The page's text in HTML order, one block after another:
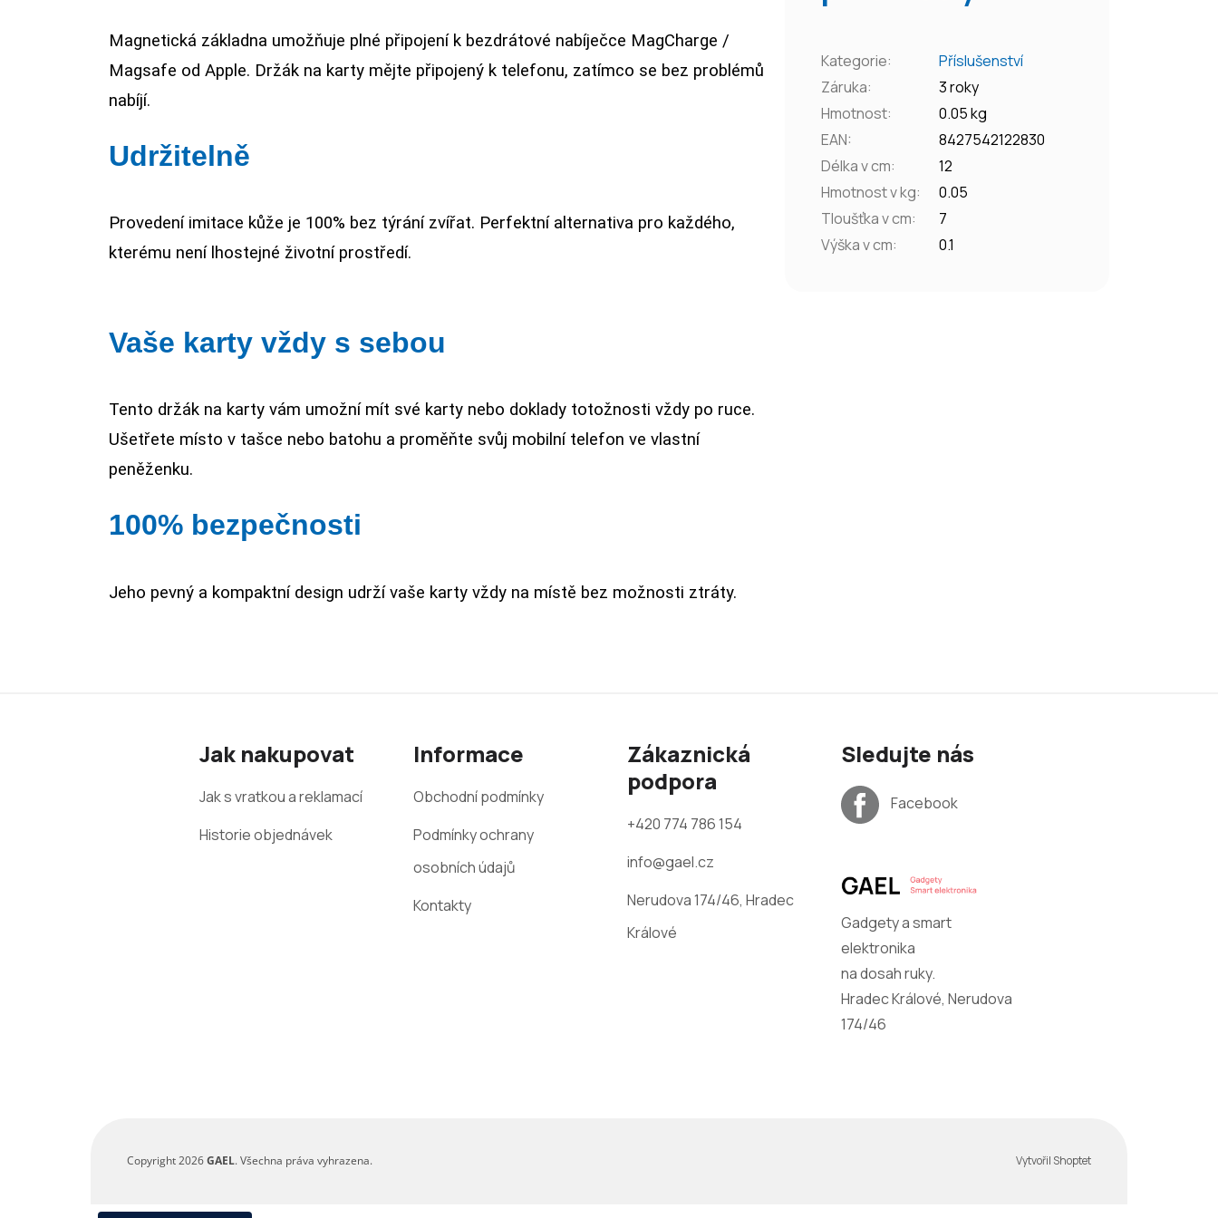
Magnetická základna umožňuje plné připojení k bezdrátové nabíječce MagCharge /
Magsafe od Apple. Držák na karty mějte připojený k telefonu, zatímco se bez problémů
nabíjí.
Udržitelně
Provedení imitace kůže je 100% bez týrání zvířat. Perfektní alternativa pro každého,
kterému není lhostejné životní prostředí.
Vaše karty vždy s sebou
Tento držák na karty vám umožní mít své karty nebo doklady totožnosti vždy po ruce.
Ušetřete místo v tašce nebo batohu a proměňte svůj mobilní telefon ve vlastní
peněženku.
100% bezpečnosti
Jeho pevný a kompaktní design udrží vaše karty vždy na místě bez možnosti ztráty.
Kategorie:
Příslušenství
Záruka:
3 roky
Hmotnost:
0.05 kg
EAN:
8427542122830
Délka v cm:
12
Hmotnost v kg:
0.05
Tloušťka v cm:
7
Výška v cm: 0.1
Jak nakupovat
Jak s vratkou a reklamací
Historie objednávek
Informace
Obchodní podmínky
Podmínky ochrany
osobních údajů
Kontakty
Zákaznická
podpora
+420 774 786 154
info@gael.cz
Nerudova 174/46, Hradec
Králové
Sledujte nás
Facebook
Gadgety a smart
elektronika
na dosah ruky.
Hradec Králové, Nerudova
174/46
Vytvořil Shoptet
Copyright 2026GAEL. Všechna práva vyhrazena.